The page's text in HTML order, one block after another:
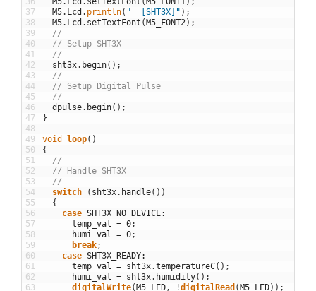
37
38
39
40
41
42
43
44
45
46
47
48
49
50
51
52
53
54
55
56
57
58
59
60
61
62
63
M5. Lcd . println( "  [SHT3X]" ) ;
M5. Lcd . setTextFont (M5_FONT2 ) ;
//
// Setup SHT3X
//
sht3x. begin( ) ;
//
// Setup Digital Pulse
//
dpulse. begin( ) ;
}
void loop( )
{
//
// Handle SHT3X
//
switch
( sht3x. handle( ) )
{
case SHT3X_NO_DEVICE:
temp_val
= 0;
humi_val
= 0;
break;
case SHT3X_READY:
temp_val
= sht3x.temperatureC( ) ;
humi_val
= sht3x. humidity( ) ;
digitalWrite(M5_LED , !digitalRead (M5_LED) ) ;